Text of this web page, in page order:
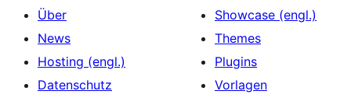
Über
News
Hosting (engl.)
Datenschutz
Showcase (engl.)
Themes
Plugins
Vorlagen